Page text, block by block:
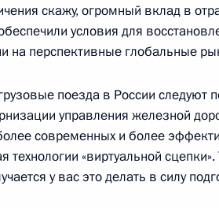
Суда
область, Ново-Огарёво
области
скажу, огромный вклад в
условия для
на перспективные глобальные
поезда в России следуют
управления железной
современных и более
«виртуальной сцепки».
у вас это делать в силу